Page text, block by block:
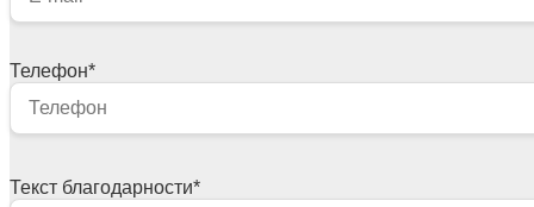
Телефон*
Текст благодарности*